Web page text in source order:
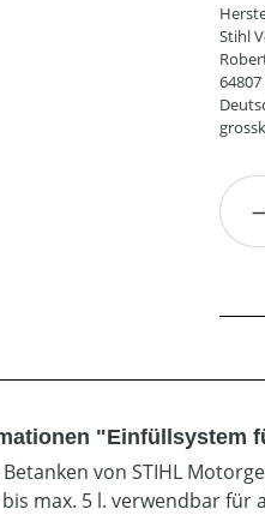
Stihl
"Einfüllsystem
von STIHL
max. 5 l. verwendbar für